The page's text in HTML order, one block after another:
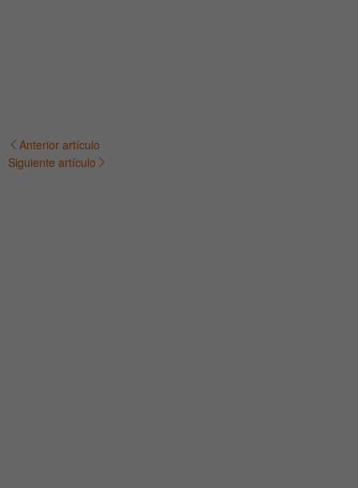
Navegación
Anterior artículo
Siguiente artículo